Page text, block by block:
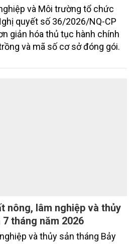
và Môi trường tổ chức
quyết số 36/2026/NQ-CP
giản hóa thủ tục hành chính
và mã số cơ sở đóng gói.
nông, lâm nghiệp và thủy
tháng năm 2026
và thủy sản tháng Bảy